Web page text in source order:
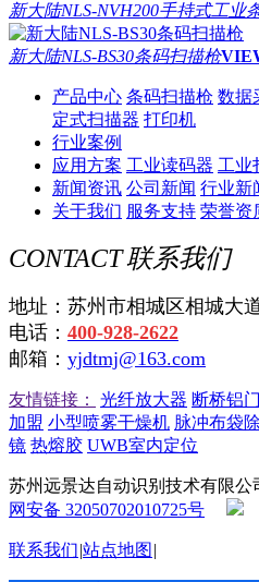
新大陆NLS-NVH200手持式工业
新大陆NLS-BS30条码扫描枪
产品中心 条码扫描枪 数据
定式扫描器 打印机
行业案例
应用方案 工业读码器 工业
新闻资讯 公司新闻 行业新
关于我们 服务支持 荣誉资
CONTACT联系我们
地址：苏州市相城区相城大
电话： 400-928-2622
邮箱： yjdtmj@163.com
友情链接： 光纤放大器 断桥铝
加盟 小型喷雾干燥机 脉冲布袋
镜 热熔胶 UWB室内定位
苏州远景达自动识别技术有限公
网安备 32050702010725号
联系我们|站点地图 |